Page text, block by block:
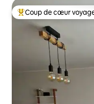
Coups de cœur
Coup de cœur